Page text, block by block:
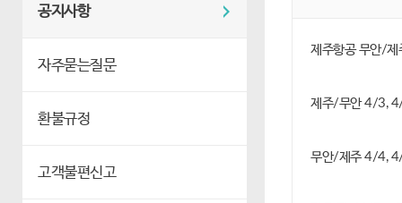
공지사항
자주묻는질문
환불규정
고객불편신고
제주항공 무안/제
제주/무안 4/3,
무안/제주 4/4,